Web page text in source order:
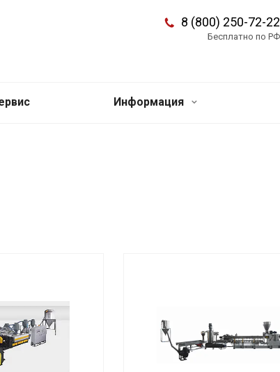
8 (800) 250-72-22
Бесплатно по РФ
Информация